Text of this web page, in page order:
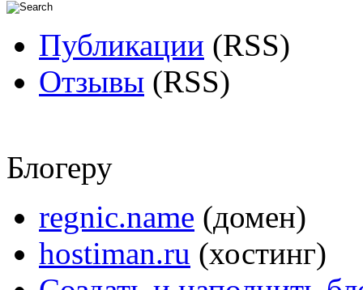
Публикации (RSS)
Отзывы (RSS)
Блогеру
regnic.name (домен)
hostiman.ru (хостинг)